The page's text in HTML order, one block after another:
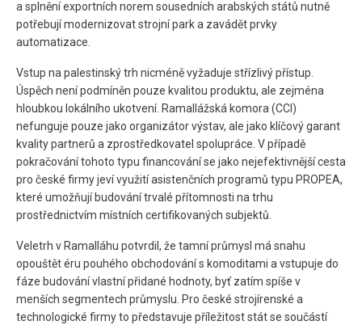
a splnění exportních norem sousedních arabských států nutně
potřebují modernizovat strojní park a zavádět prvky
automatizace.
Vstup na palestinský trh nicméně vyžaduje střízlivý přístup.
Úspěch není podmíněn pouze kvalitou produktu, ale zejména
hloubkou lokálního ukotvení. Ramallážská komora (CCI)
nefunguje pouze jako organizátor výstav, ale jako klíčový garant
kvality partnerů a zprostředkovatel spolupráce. V případě
pokračování tohoto typu financování se jako nejefektivnější cesta
pro české firmy jeví využití asistenčních programů typu PROPEA,
které umožňují budování trvalé přítomnosti na trhu
prostřednictvím místních certifikovaných subjektů.
Veletrh v Ramalláhu potvrdil, že tamní průmysl má snahu
opouštět éru pouhého obchodování s komoditami a vstupuje do
fáze budování vlastní přidané hodnoty, byť zatím spíše v
menších segmentech průmyslu. Pro české strojírenské a
technologické firmy to představuje příležitost stát se součástí